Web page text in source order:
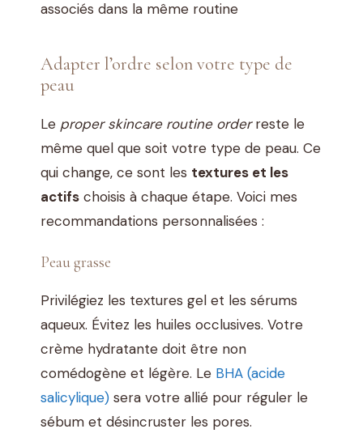
associés dans la même routine
Adapter l’ordre selon votre type de
peau
Le proper skincare routine orderreste le
même quel que soit votre type de peau. Ce
qui change, ce sont les textures et les
actifs choisis à chaque étape. Voici mes
recommandations personnalisées :
Peau grasse
Privilégiez les textures gel et les sérums
aqueux. Évitez les huiles occlusives. Votre
crème hydratante doit être non
comédogène et légère. Le BHA (acide
salicylique) sera votre allié pour réguler le
sébum et désincruster les pores.